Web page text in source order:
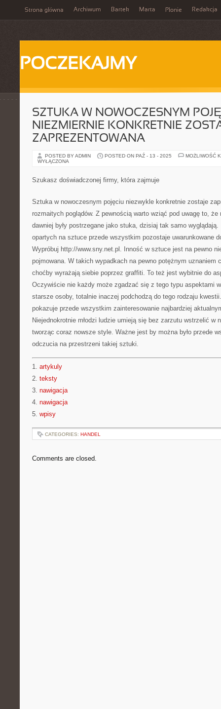
Strona główna Archiwum Bartek Marta Płonie Redakcja
POCZEKAJMY
SZTUKA W NOWOCZESNYM
NIEZMIERNIE KONKRETNIE
ZAPREZENTOWANA
POSTED BY ADMIN POSTED ON PAŹ - 13 - 2025
MOŻLIWOŚĆ
WYŁĄCZONA
Szukasz doświadczonej firmy, która zajmuje
Sztuka w nowoczesnym pojęciu niezwykle konkretnie zostaje
rozmaitych poglądów. Z pewnością warto wziąć pod uwagę to,
dawniej były postrzegane jako stuka, dzisiaj tak samo
opartych na sztuce przede wszystkim pozostaje uwarunkowane
Wypróbuj http://www.sny.net.pl. Inność w sztuce jest na pewno
pojmowana. W takich wypadkach na pewno potężnym uznaniem
choćby wyrażają siebie poprzez graffiti. To też jest wybitnie do
Oczywiście nie każdy może zgadzać się z tego typu aspektami
starsze osoby, totalnie inaczej podchodzą do tego rodzaju
pokazuje przede wszystkim zainteresowanie najbardziej
Niejednokrotnie młodzi ludzie umieją się bez zarzutu wstrzelić w
tworząc coraz nowsze style. Ważne jest by można było przede
odczucia na przestrzeni takiej sztuki.
1. artykuly
2. teksty
3. nawigacja
4. nawigacja
5. wpisy
CATEGORIES: HANDEL
Comments are closed.